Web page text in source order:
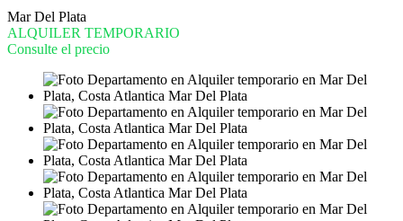
Mar Del Plata
ALQUILER TEMPORARIO
Consulte el precio